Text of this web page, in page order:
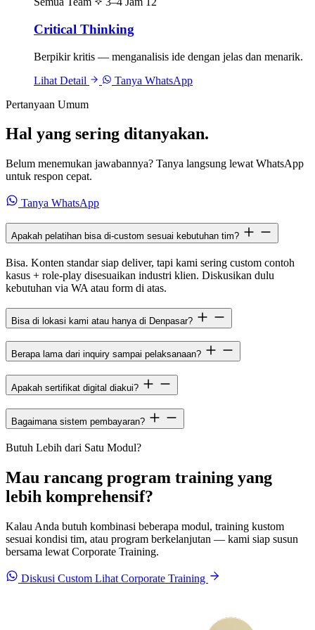
Critical Thinking
Berpikir kritis — menganalisis ide dengan jelas dan menarik.
Lihat Detail
Tanya WhatsApp
Pertanyaan Umum
Hal yang sering ditanyakan.
Belum menemukan jawabannya? Tanya langsung lewat WhatsApp
untuk respon cepat.
Tanya WhatsApp
Apakah pelatihan bisa di-custom sesuai kebutuhan tim?
Bisa. Konten standar siap deliver, tapi kami sering custom contoh
kasus + role-play disesuaikan industri klien. Diskusikan dulu
kebutuhan via WA atau form di atas.
Bisa di lokasi kami atau hanya di Denpasar?
Berapa lama dari inquiry sampai pelaksanaan?
Apakah sertifikat digital diakui?
Bagaimana sistem pembayaran?
Butuh Lebih dari Satu Modul?
Mau rancang program training yang
lebih komprehensif?
Kalau Anda butuh kombinasi beberapa modul, training kustom
sesuai kondisi tim, atau program berkelanjutan — kami siap susun
bersama lewat Corporate Training.
Diskusi Custom Lihat Corporate Training